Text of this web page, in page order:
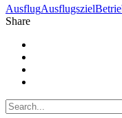
AusflugAusflugsziel
Share